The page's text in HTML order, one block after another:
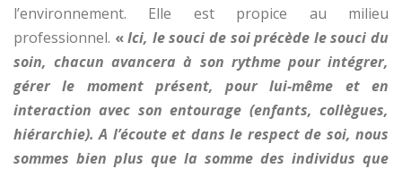
l’environnement. Elle est propice au milieu
professionnel. «Ici, le souci de soi précède le souci du
soin, chacun avancera à son rythme pour intégrer,
gérer le moment présent, pour lui-même et en
interaction avec son entourage (enfants, collègues,
hiérarchie). A l’écoute et dans le respect de soi, nous
sommes bien plus que la somme des individus que